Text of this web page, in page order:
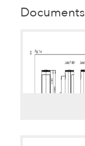
Documents